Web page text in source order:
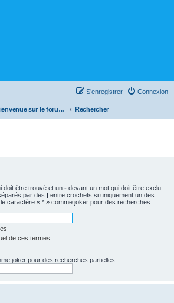
Connexion
S’enregistrer
Bienvenue sur le forum des scooters de la gamme SYM Rechercher
doit être trouvé et un - devant un mot qui doit être exclu.
par des | entre crochets si uniquement un des
caractère « * » comme joker pour des recherches
de ces termes
joker pour des recherches partielles.